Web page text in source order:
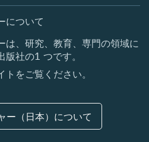
ーバル）
について
は、研究、教育、専門の領域に
社の1 つです。
をご覧ください。
ー（日本）について